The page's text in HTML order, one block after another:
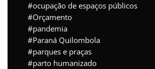
ocupação de espaços públicos
Orçamento
pandemia
Paraná Quilombola
parques e praças
parto humanizado